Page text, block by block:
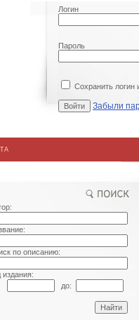
Логин
Пароль
Сохранить логин
Забыли
по описанию:
издания:
до: